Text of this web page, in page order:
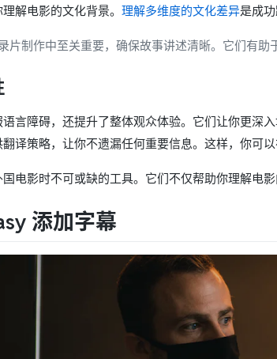
解电影的文化背景。 理解多维度的文化差异是成
片制作中至关重要，确保故事讲述清晰。它们有助
言障碍，还提升了整体观众体验。它们让你更深
译策略，让你不遗漏任何重要信息。这样，你可
电影时不可或缺的工具。它们不仅帮助你理解电
添加字幕